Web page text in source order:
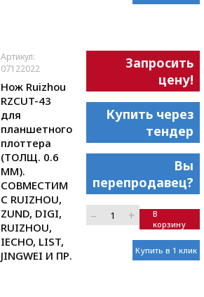
Артикул:
07122022
Нож Ruizhou
RZCUT-43
для
планшетного
плоттера
(ТОЛЩ. 0.6
ММ).
СОВМЕСТИМ
С RUIZHOU,
ZUND, DIGI,
RUIZHOU,
IECHO, LIST,
JINGWEI И ПР.
Запросить
цену!
Купить через
тендер
Вы
перепродавец?
– +
В
корзину
Купить в 1 клик